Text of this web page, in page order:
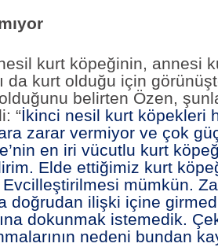
kurt köpeğinin, annesi
da kurt olduğu için
belirten Özen,
“İkinci nesil kurt köpekleri
zarar vermiyor ve çok
en iri vücutlu kurt
Elde ettiğimiz kurt
mümkün.
doğrudan ilişki içine
dokunmak istemedik.
nedeni bundan